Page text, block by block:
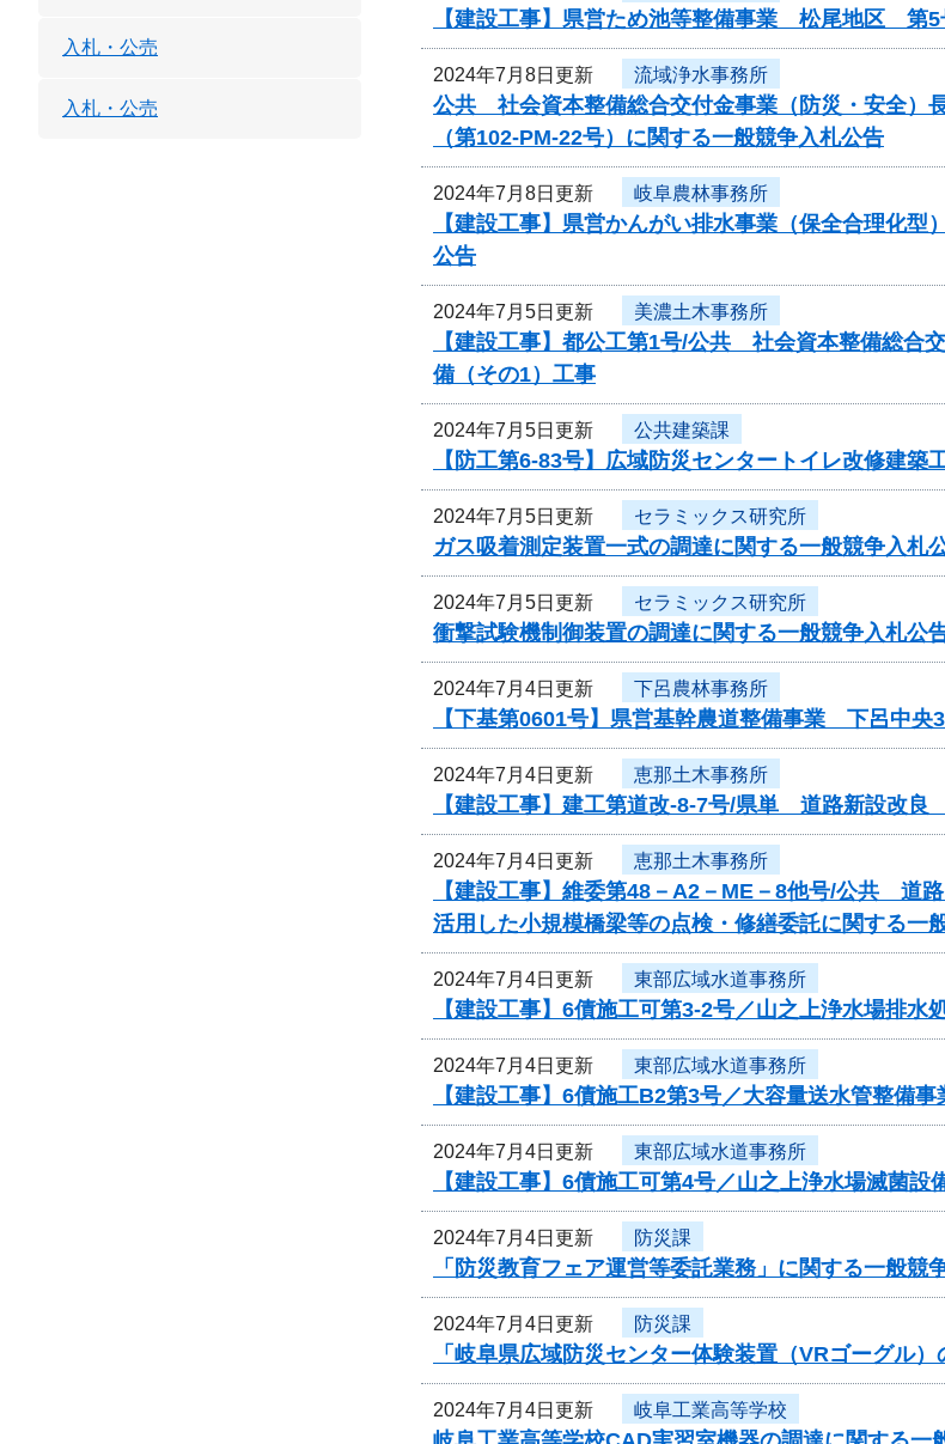
【建設工事】県営ため池等整備事業 松尾地区 第5
2024年7月8日更新 流域浄水事務所
公共 社会資本整備総合交付金事業（防災・安全）
（第102-PM-22号）に関する一般競争入札公告
2024年7月8日更新 岐阜農林事務所
【建設工事】県営かんがい排水事業（保全合理化
公告
2024年7月5日更新 美濃土木事務所
【建設工事】都公工第1号/公共 社会資本整備総
備（その1）工事
2024年7月5日更新 公共建築課
【防工第6-83号】広域防災センタートイレ改修建築
2024年7月5日更新 セラミックス研究所
ガス吸着測定装置一式の調達に関する一般競争入札
2024年7月5日更新 セラミックス研究所
衝撃試験機制御装置の調達に関する一般競争入札公
2024年7月4日更新 下呂農林事務所
【下基第0601号】県営基幹農道整備事業 下呂中
2024年7月4日更新 恵那土木事務所
【建設工事】建工第道改-8-7号/県単 道路新設改
2024年7月4日更新 恵那土木事務所
【建設工事】維委第48－A2－ME－8他号/公共 道
活用した小規模橋梁等の点検・修繕委託に関する一
2024年7月4日更新 東部広域水道事務所
【建設工事】6債施工可第3-2号／山之上浄水場排水
2024年7月4日更新 東部広域水道事務所
【建設工事】6債施工B2第3号／大容量送水管整備
2024年7月4日更新 東部広域水道事務所
【建設工事】6債施工可第4号／山之上浄水場滅菌設
2024年7月4日更新 防災課
「防災教育フェア運営等委託業務」に関する一般競
2024年7月4日更新 防災課
「岐阜県広域防災センター体験装置（VRゴーグル
2024年7月4日更新 岐阜工業高等学校
入札・公売
入札・公売